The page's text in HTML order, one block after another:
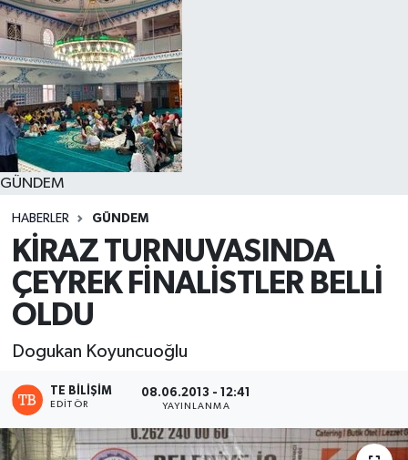
GÜNDEM
HABERLER GÜNDEM
KİRAZ TURNUVASINDA
ÇEYREK FİNALİSTLER BELLİ
OLDU
Dogukan Koyuncuoğlu
TE BILIŞIM
EDITÖR
08.06.2013 - 12:41
YAYINLANMA